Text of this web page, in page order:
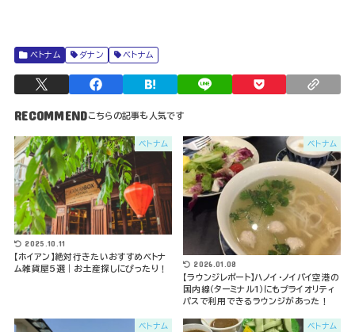
ベトナム ダナン ベトナム
RECOMMEND
ベトナム
2025.10.11
【ホイアン】絶対行きたいおすすめベトナ
ム雑貨屋5選｜お土産探しにぴったり！
ベトナム
2026.01.08
【ラウンジレポート】ハノイ･ノイバイ空港の
国内線（ターミナル1）にもプライオリティ
パスで利用できるラウンジがあった！
ベトナム ベトナム